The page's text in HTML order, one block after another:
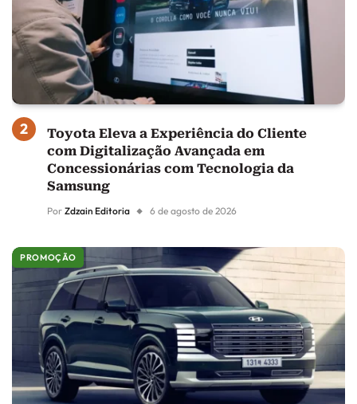
Toyota Eleva a Experiência do Cliente
com Digitalização Avançada em
Concessionárias com Tecnologia da
Samsung
Por Zdzain Editoria 6 de agosto de 2026
PROMOÇÃO